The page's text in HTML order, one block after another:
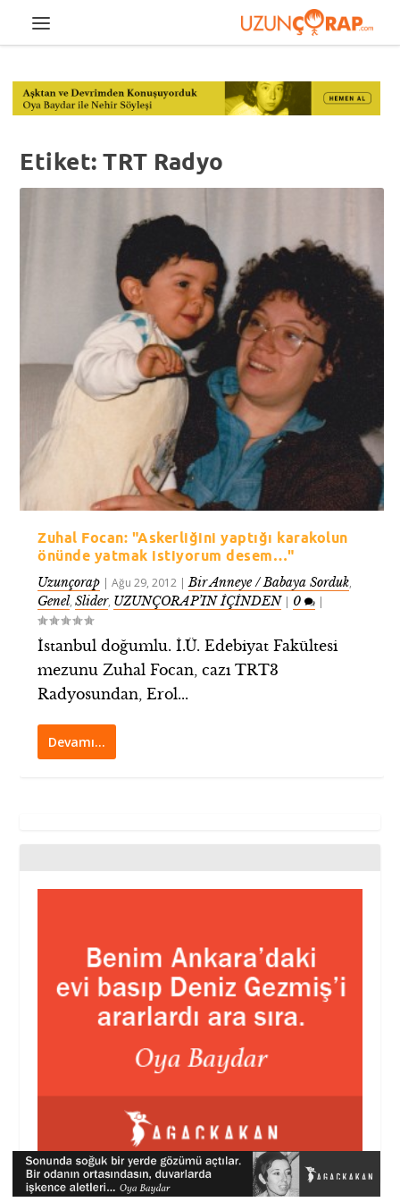
Etiket:TRT Radyo
Zuhal Focan: "Askerliğini yaptığı karakolun
önünde yatmak istiyorum desem…"
Uzunçorap |Ağu 29, 2012 |Bir Anneye / Babaya Sorduk,
Genel,Slider, UZUNÇORAP’IN İÇİNDEN| 0 |
İstanbul doğumlu. İ.Ü. Edebiyat Fakültesi
mezunu Zuhal Focan, cazı TRT3
Radyosundan, Erol...
Devamı…